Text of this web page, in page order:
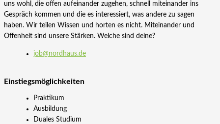
uns wohl, die offen aufeinander zugehen, schnell miteinander ins
Gespräch kommen und die es interessiert, was andere zu sagen
haben. Wir teilen Wissen und horten es nicht. Miteinander und
Offenheit sind unsere Stärken. Welche sind deine?
job@nordhaus.de
Einstiegs­möglichkeiten
Praktikum
Ausbildung
Duales Studium